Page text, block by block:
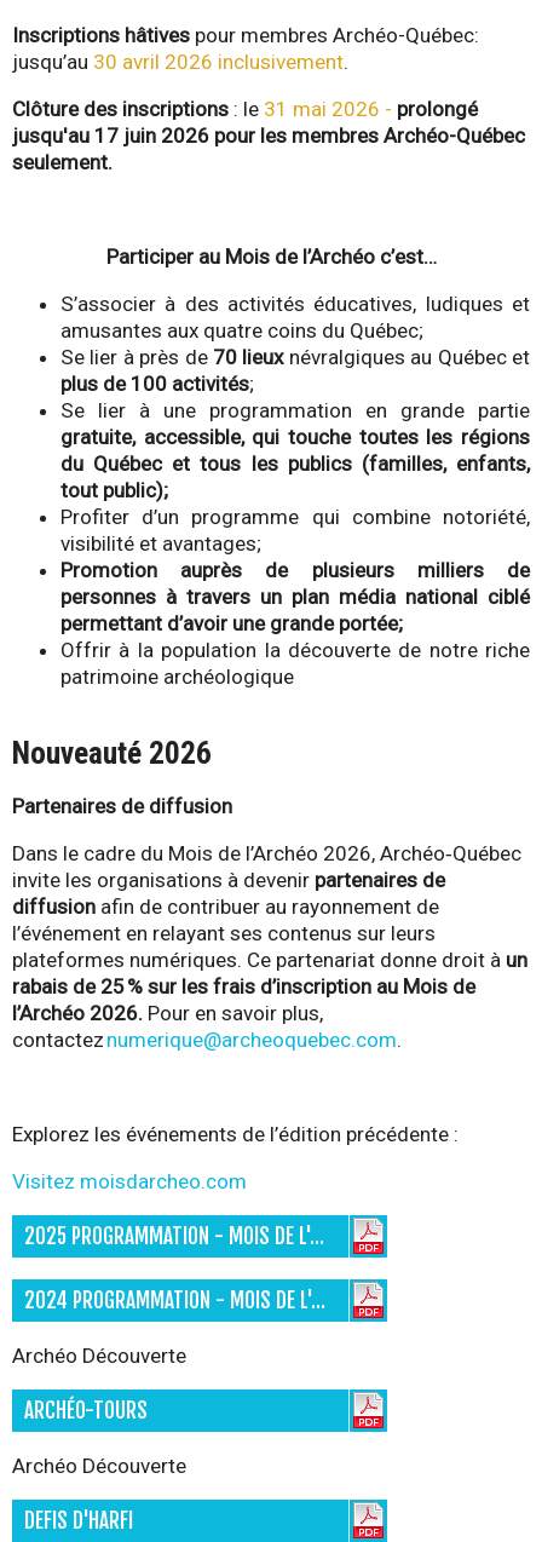
Inscriptions hâtives pour membres Archéo-Québec:
jusqu’au 30 avril 2026 inclusivement.
Clôture des inscriptions : le 31 mai 2026 - prolongé
jusqu'au 17 juin 2026 pour les membres Archéo-Québec
seulement.
Participer au Mois de l’Archéo c’est…
S’associer à des activités éducatives, ludiques et
amusantes aux quatre coins du Québec;
Se lier à près de70 lieuxnévralgiques au Québec et
plus de 100 activités;
Se lier à une programmation en grande partie
gratuite, accessible, qui touche toutes les régions
du Québec et tous les publics (familles, enfants,
tout public);
Profiter d’un programme qui combine notoriété,
visibilité et avantages;
Promotion auprès de plusieurs milliers de
personnes à travers un plan média national ciblé
permettant d’avoir une grande portée;
Offrir à la population la découverte de notre riche
patrimoine archéologique
Nouveauté 2026
Partenaires de diffusion
Dans le cadre du Mois de l’Archéo 2026, Archéo‑Québec
invite les organisations à devenir partenaires de
diffusion afin de contribuer au rayonnement de
l’événement en relayant ses contenus sur leurs
plateformes numériques. Ce partenariat donne droit à un
rabais de 25 % sur les frais d’inscription au Mois de
l’Archéo 2026. Pour en savoir plus,
contactez numerique@archeoquebec.com.
Explorez les événements de l’édition précédente :
Visitez moisdarcheo.com
2025 PROGRAMMATION - MOIS DE L'ARCHÉOLOGIE
2024 PROGRAMMATION - MOIS DE L'ARCHÉOLOGIE
Archéo Découverte
ARCHÉO-TOURS
Archéo Découverte
DEFIS D'HARFI